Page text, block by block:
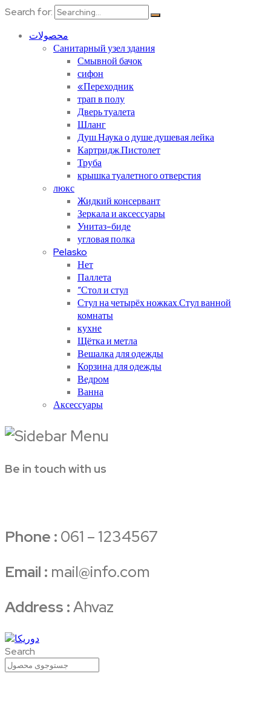
Search for:
محصولات
Санитарный узел здания
Смывной бачок
сифон
«Переходник
трап в полу
Дверь туалета
Шланг
Душ.Наука о душе.душевая лейка
Картридж.Пистолет
Труба
крышка туалетного отверстия
люкс
Жидкий консервант
Зеркала и аксессуары
Унитаз-биде
угловая полка
Pelasko
Нет
Паллета
“Стол и стул
Стул на четырёх ножках.Стул ванной
комнаты
кухне
Щётка и метла
Вешалка для одежды
Корзина для одежды
Ведром
Ванна
Аксессуары
Be in touch with us
Phone : 061 – 1234567
Email : mail@info.com
Address :Ahvaz
Search